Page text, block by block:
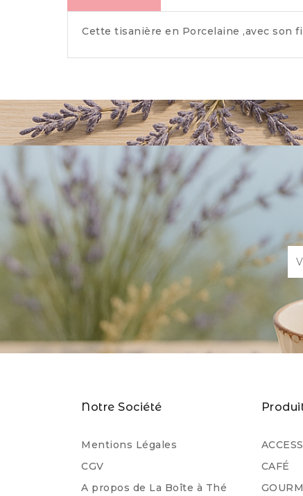
Cette tisanière en Porcelaine ,avec son
Notre Société
Mentions Légales
CGV
A propos de La Boîte à Thé
CAFÉ